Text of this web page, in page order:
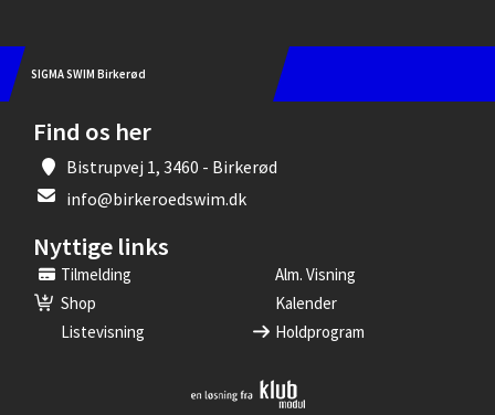
SIGMA SWIM Birkerød
Find os her
Bistrupvej 1, 3460 - Birkerød
info@birkeroedswim.dk
Nyttige links
Tilmelding
Alm. Visning
Shop
Kalender
Listevisning
Holdprogram